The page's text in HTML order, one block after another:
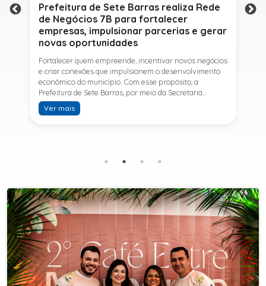
Prefeitura de Sete Barras realiza Rede
de Negócios 7B para fortalecer
empresas, impulsionar parcerias e gerar
novas oportunidades
Fortalecer quem empreende, incentivar novos negócios
e criar conexões que impulsionem o desenvolvimento
econômico do município. Com esse propósito, a
Prefeitura de Sete Barras, por meio da Secretaria
Municipal de Turismo e Desenvolvimento Econômico,
promove na próxima terça-feira (11) a Rede de Negócios
telecomunicações e fundador da empresa Seu
Consultor, que compartilhará estratégias para
aumentar resultados, fortalecer relacionamentos
comerciais e ampliar as oportunidades de
negócios.Para a Secretária Municipal de Turismo e
Desenvolvimento Econômico, Edna Carvalho, a Rede de
Negócios 7B representa mais uma iniciativa da gestão
do Prefeito Ítalo Costa para fortalecer o
empreendedorismo e incentivar o crescimento das
Ver mais